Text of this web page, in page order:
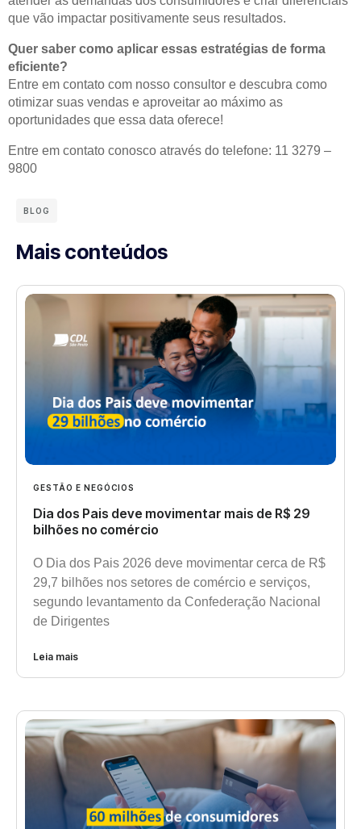
que vão impactar positivamente seus resultados.
Quer saber como aplicar essas estratégias de forma
eficiente?
Entre em contato com nosso consultor e descubra como
otimizar suas vendas e aproveitar ao máximo as
oportunidades que essa data oferece!
Entre em contato conosco através do telefone: 11 3279 –
9800
BLOG
Mais conteúdos
GESTÃO E NEGÓCIOS
Dia dos Pais deve movimentar mais de R$ 29
bilhões no comércio
O Dia dos Pais 2026 deve movimentar cerca de R$
29,7 bilhões nos setores de comércio e serviços,
segundo levantamento da Confederação Nacional
de Dirigentes
Leia mais